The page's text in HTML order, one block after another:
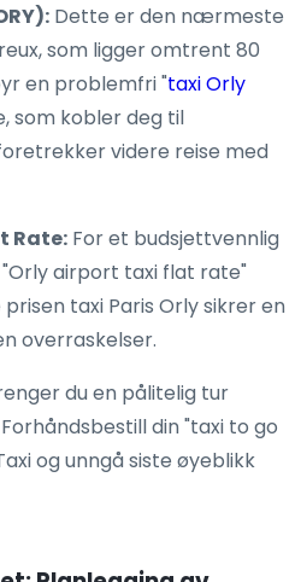
Dette er den nærmeste
som ligger omtrent 80
en problemfri "taxi Orly
som kobler deg til
videre reise med
Rate: For et budsjettvennlig
airport taxi flat rate"
taxi Paris Orly sikrer en
overraskelser.
du en pålitelig tur
din "taxi to go
og unngå siste øyeblikk